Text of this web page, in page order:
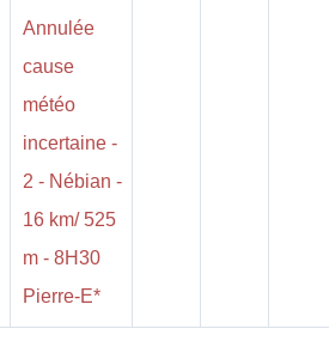
Annulée
cause
météo
incertaine -
2 - Nébian -
16 km/ 525
m - 8H30
Pierre-E*